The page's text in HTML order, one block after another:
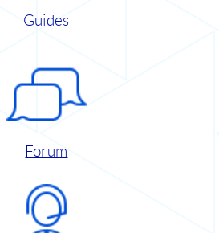
Guides
Forum